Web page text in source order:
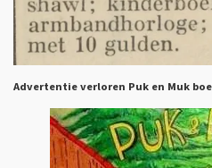
Advertentie verloren Puk en Muk